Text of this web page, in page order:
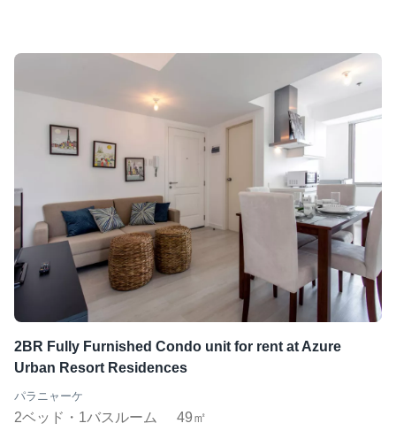
2BR Fully Furnished Condo unit for rent at Azure
Urban Resort Residences
パラニャーケ
2ベッド・1バスルーム 49㎡